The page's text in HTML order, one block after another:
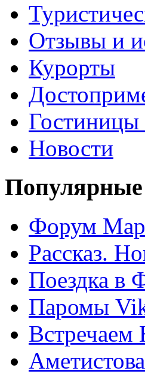
Отзывы и
Курорты
Гостиницы
Новости
Популярные
Форум
Рассказ.
Поездка в
Паромы